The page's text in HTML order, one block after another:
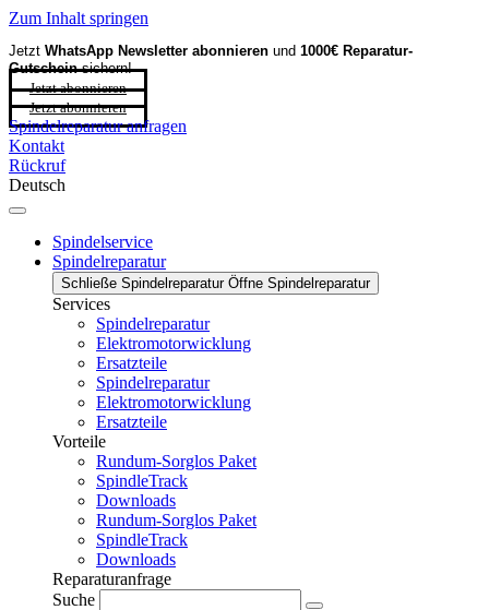
Zum Inhalt springen
Jetzt WhatsApp Newsletter abonnieren und 1000€ Reparatur-
Gutscheinsichern!
Jetzt abonnieren
Jetzt abonnieren
Spindelreparatur anfragen
Kontakt
Rückruf
Deutsch
Spindelservice
Spindelreparatur
Schließe Spindelreparatur Öffne Spindelreparatur
Services
Spindelreparatur
Elektromotorwicklung
Ersatzteile
Spindelreparatur
Elektromotorwicklung
Ersatzteile
Vorteile
Rundum-Sorglos Paket
SpindleTrack
Downloads
Rundum-Sorglos Paket
SpindleTrack
Downloads
Reparaturanfrage
Suche